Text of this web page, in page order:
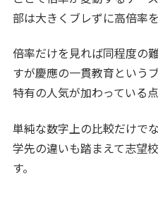
部は大きくブレずに高倍率
倍率だけを見れば同程度の
すが慶應の一貫教育という
特有の人気が加わっている点
単純な数字上の比較だけで
学先の違いも踏まえて志望
す。